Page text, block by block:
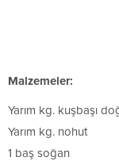
Malzemeler:
Yarım kg. kuşbaşı
Yarım kg. nohut
1 baş soğan